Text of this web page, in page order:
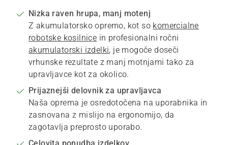
Nizka raven hrupa, manj motenj
Z akumulatorsko opremo, kot so komercialne
robotske kosilnice in profesionalni ročni
akumulatorski izdelki, je mogoče doseči
vrhunske rezultate z manj motnjami tako za
upravljavce kot za okolico.
Prijaznejši delovnik za upravljavca
Naša oprema je osredotočena na uporabnika in
zasnovana z mislijo na ergonomijo, da
zagotavlja preprosto uporabo.